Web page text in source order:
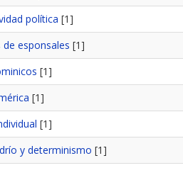
política [1]
esponsales [1]
[1]
[1]
[1]
y determinismo [1]